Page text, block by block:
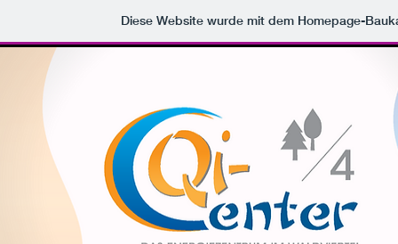
Diese Website wurde mit dem Homepage-